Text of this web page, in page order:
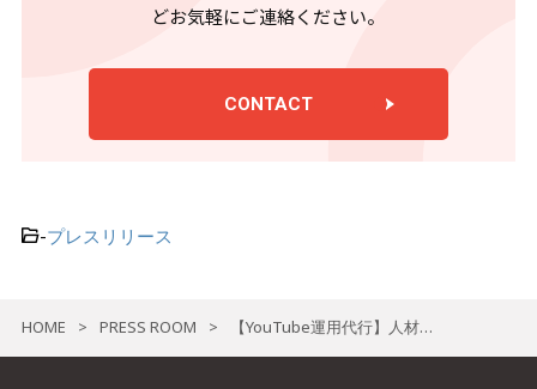
どお気軽にご連絡ください。
CONTACT
-プレスリリース
HOME > PRESS ROOM > 【YouTube運用代行】人材業界企業様のご支援開始